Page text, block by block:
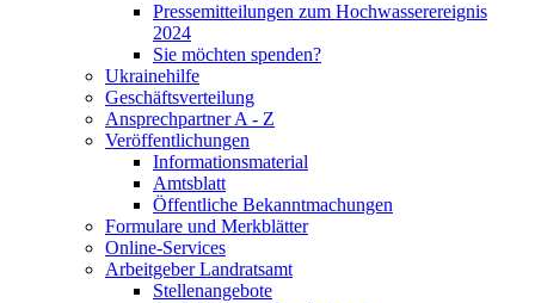
Pressemitteilungen zum Hochwasserereignis
2024
Sie möchten spenden?
Ukrainehilfe
Geschäftsverteilung
Ansprechpartner A - Z
Veröffentlichungen
Informationsmaterial
Amtsblatt
Öffentliche Bekanntmachungen
Formulare und Merkblätter
Online-Services
Arbeitgeber Landratsamt
Stellenangebote